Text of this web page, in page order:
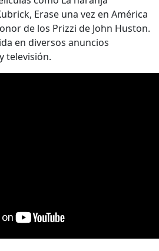
Erase una vez en América
de los Prizzi de John Huston.
en diversos anuncios
televisión.